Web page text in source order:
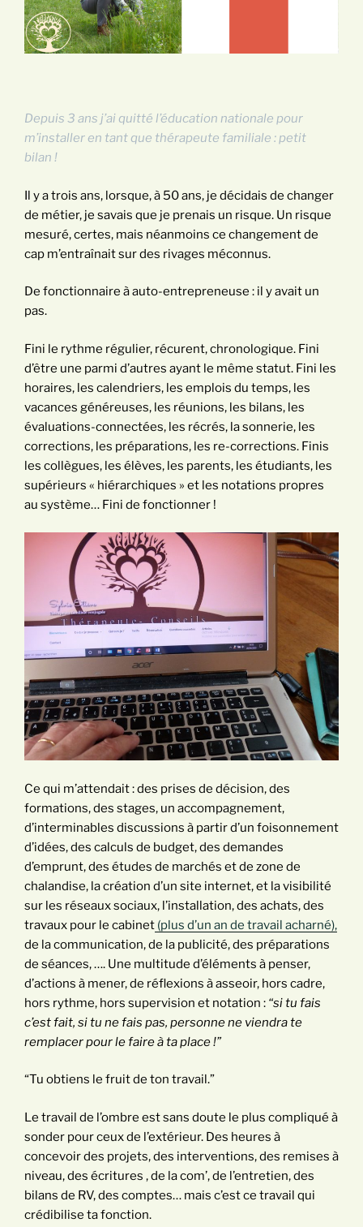
Depuis 3 ans j’ai quitté l’éducation nationale pour
m’installer en tant que thérapeute familiale : petit
bilan !
Il y a trois ans, lorsque, à 50 ans, je décidais de changer
de métier, je savais que je prenais un risque. Un risque
mesuré, certes, mais néanmoins ce changement de
cap m’entraînait sur des rivages méconnus.
De fonctionnaire à auto-entrepreneuse : il y avait un
pas.
Fini le rythme régulier, récurent, chronologique. Fini
d’être une parmi d’autres ayant le même statut. Fini les
horaires, les calendriers, les emplois du temps, les
vacances généreuses, les réunions, les bilans, les
évaluations-connectées, les récrés, la sonnerie, les
corrections, les préparations, les re-corrections. Finis
les collègues, les élèves, les parents, les étudiants, les
supérieurs « hiérarchiques » et les notations propres
au système… Fini de fonctionner !
Ce qui m’attendait : des prises de décision, des
formations, des stages, un accompagnement,
d’interminables discussions à partir d’un foisonnement
d’idées, des calculs de budget, des demandes
d’emprunt, des études de marchés et de zone de
chalandise, la création d’un site internet, et la visibilité
sur les réseaux sociaux, l’installation, des achats, des
travaux pour le cabinet (plus d’un an de travail acharné),
de la communication, de la publicité, des préparations
de séances, …. Une multitude d’éléments à penser,
d’actions à mener, de réflexions à asseoir, hors cadre,
hors rythme, hors supervision et notation : “si tu fais
c’est fait, si tu ne fais pas, personne ne viendra te
remplacer pour le faire à ta place !”
“Tu obtiens le fruit de ton travail.”
Le travail de l’ombre est sans doute le plus compliqué à
sonder pour ceux de l’extérieur. Des heures à
concevoir des projets, des interventions, des remises à
niveau, des écritures , de la com’, de l’entretien, des
bilans de RV, des comptes… mais c’est ce travail qui
crédibilise ta fonction.